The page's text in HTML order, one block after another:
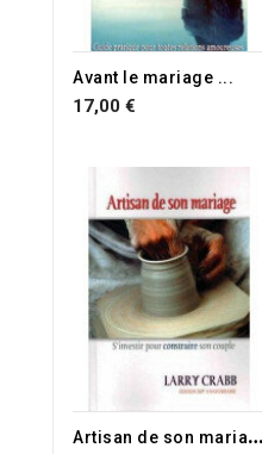
Avant le mariage ...
17,00 €
A
rtisan de son mariage